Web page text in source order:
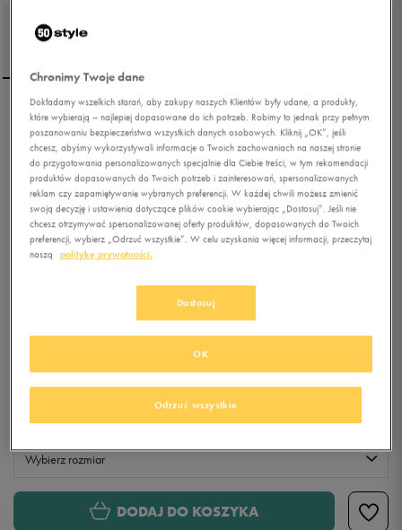
NIKE SKARPETY CUSH QT
3PR
4.9 (426 )
64,99zł-10% (cena początkowa)
64,99zł-10%(najniższa cena z 30 dni przed obniżką)
58,49zł z Vat
Wybierz rozmiar
Rozmiary EU Rozmiary US
DODAJ DO KOSZYKA
Chronimy Twoje dane
Dokładamy wszelkich starań, aby zakupy naszych Klientów były udane, a produkty,
które wybierają – najlepiej dopasowane do ich potrzeb. Robimy to jednak przy pełnym
poszanowaniu bezpieczeństwa wszystkich danych osobowych. Kliknij „OK”, jeśli
chcesz, abyśmy wykorzystywali informacje o Twoich zachowaniach na naszej stronie
do przygotowania personalizowanych specjalnie dla Ciebie treści, w tym rekomendacji
produktów dopasowanych do Twoich potrzeb i zainteresowań, spersonalizowanych
reklam czy zapamiętywanie wybranych preferencji. W każdej chwili możesz zmienić
swoją decyzję i ustawienia dotyczące plików cookie wybierając „Dostosuj”. Jeśli nie
chcesz otrzymywać spersonalizowanej oferty produktów, dopasowanych do Twoich
preferencji, wybierz „Odrzuć wszystkie”. W celu uzyskania więcej informacji, przeczytaj
naszą
politykę prywatności.
Dostosuj
Odrzuć wszystkie
OK